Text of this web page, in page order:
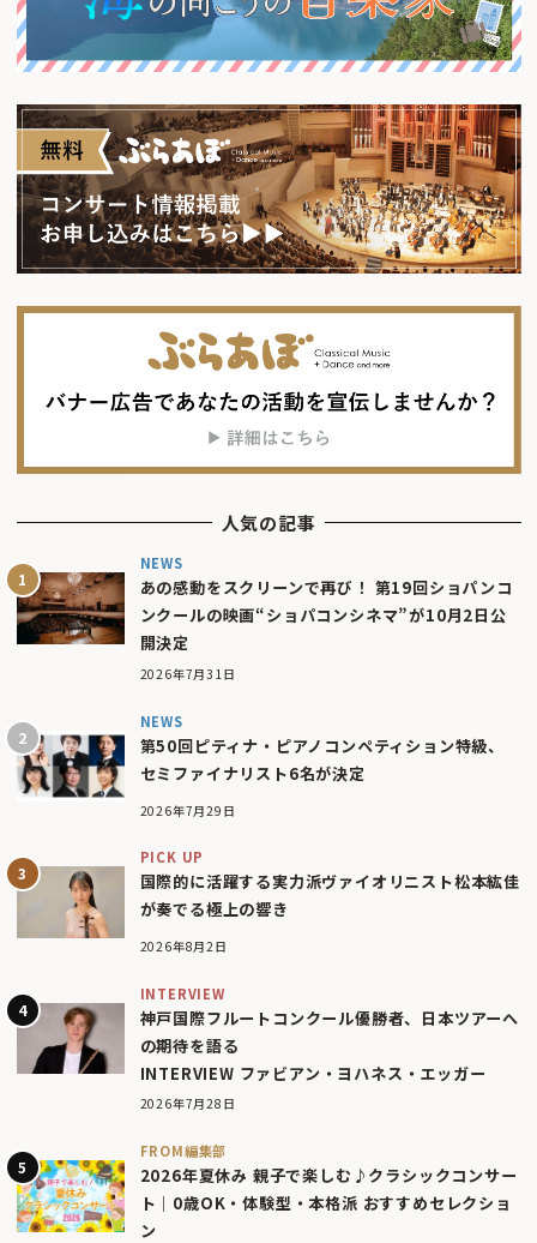
人気の記事
NEWS
あの感動をスクリーンで再び！ 第19回ショパンコ
ンクールの映画“ショパコンシネマ”が10月2日公
開決定
2026年7月31日
NEWS
第50回ピティナ・ピアノコンペティション特級、
セミファイナリスト6名が決定
2026年7月29日
PICK UP
国際的に活躍する実力派ヴァイオリニスト松本紘佳
が奏でる極上の響き
2026年8月2日
INTERVIEW
神戸国際フルートコンクール優勝者、日本ツアーへ
の期待を語る
INTERVIEW ファビアン・ヨハネス・エッガー
2026年7月28日
FROM編集部
2026年夏休み 親子で楽しむ♪クラシックコンサー
ト｜0歳OK・体験型・本格派 おすすめセレクショ
ン